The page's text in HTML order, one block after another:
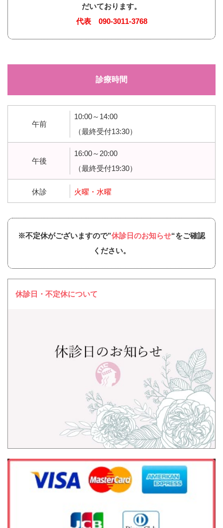
だいております。
代表 090-3011-3768
診療時間
午前
10:00～14:00
（最終受付13:30）
午後
16:00～20:00
（最終受付19:30）
休診 火曜・水曜
※不定休がございますので”休診日のお知らせ“をご確認
ください。
休診日・不定休について